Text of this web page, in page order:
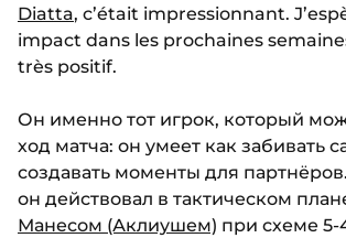
Diatta, c’était impressionnant.
impact dans les prochaines
très positif.
Он именно тот игрок, который
ход матча: он умеет как забивать
создавать моменты для
он действовал в тактическом
Манесом (Аклиушем) при схеме 5-